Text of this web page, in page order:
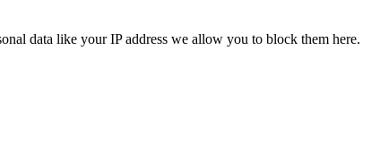
data like your IP address we allow you to block them here.